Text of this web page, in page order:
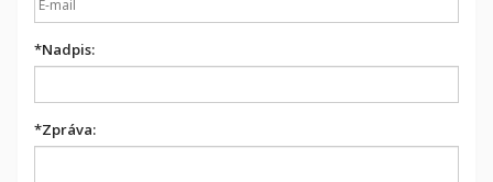
*Nadpis:
*Zpráva: